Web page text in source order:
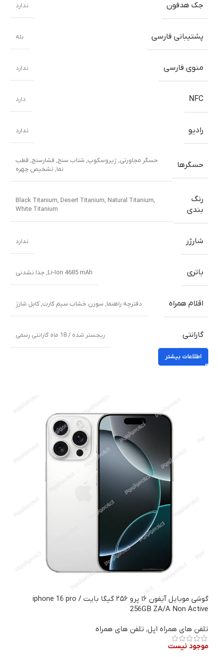
جک هدفون ندارد
پشتیبانی فارسی بله
منوی فارسی ندارد
NFC دارد
رادیو ندارد
حسگرها حسگر مجاورتی,ژیروسکوپ, شتاب سنج, فشارسنج, قطب
نما, تشخیص چهره
رنگ
بندی
Black Titanium, Desert Titanium, Natural Titanium,
White Titanium
شارژر ندارد
باتری Li-Ion 4685 mAh, جدا نشدنی
اقلام همراه دفترچه راهنما, سوزن خشاب سیم کارت,کابل شارژ
گارانتی ریجستر شده / 18 ماه گارانتی رسمی
اطلاعات بیشتر
گوشی موبایل آیفون ۱۶ پرو ۲۵۶ گیگا بایت / iphone 16 pro
256GB ZA/A Non Active
تلفن های همراه اپل, تلفن های همراه
موجود نیست